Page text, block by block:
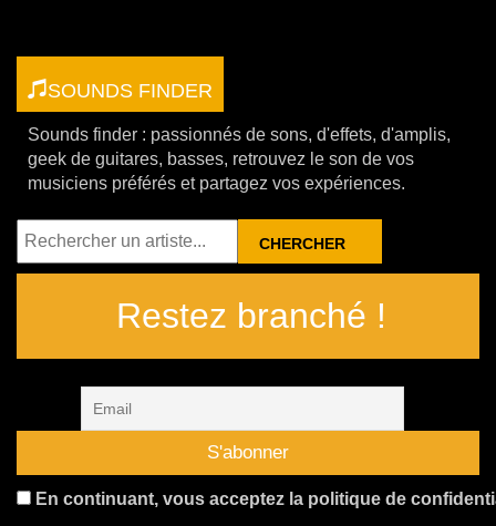
SOUNDS FINDER
Sounds finder : passionnés de sons, d'effets, d'amplis,
geek de guitares, basses, retrouvez le son de vos
musiciens préférés et partagez vos expériences.
RECHERCHER
Restez branché !
En continuant, vous acceptez la politique de